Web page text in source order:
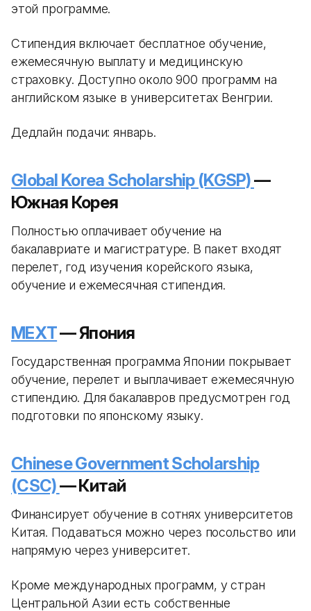
этой программе.
Стипендия включает бесплатное обучение,
ежемесячную выплату и медицинскую
страховку. Доступно около 900 программ на
английском языке в университетах Венгрии.
Дедлайн подачи: январь.
Global Korea Scholarship (KGSP)—
Южная Корея
Полностью оплачивает обучение на
бакалавриате и магистратуре. В пакет входят
перелет, год изучения корейского языка,
обучение и ежемесячная стипендия.
MEXT— Япония
Государственная программа Японии покрывает
обучение, перелет и выплачивает ежемесячную
стипендию. Для бакалавров предусмотрен год
подготовки по японскому языку.
Chinese Government Scholarship
(CSC)— Китай
Финансирует обучение в сотнях университетов
Китая. Подаваться можно через посольство или
напрямую через университет.
Кроме международных программ, у стран
Центральной Азии есть собственные